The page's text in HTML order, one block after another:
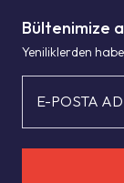
Bültenimize
Yeniliklerden
E-POSTA